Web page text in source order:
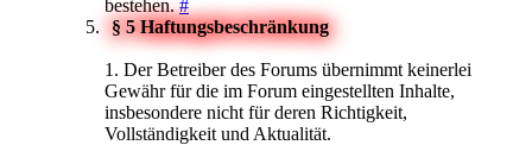
bestehen.#
§ 5 Haftungsbeschränkung
1. Der Betreiber des Forums übernimmt keinerlei
Gewähr für die im Forum eingestellten Inhalte,
insbesondere nicht für deren Richtigkeit,
Vollständigkeit und Aktualität.